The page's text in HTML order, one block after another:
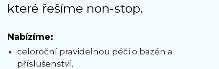
které řešíme non-stop.
Nabízíme:
celoroční pravidelnou péči o bazén a
příslušenství,